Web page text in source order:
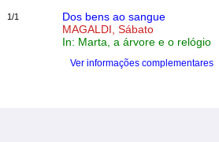
1/1
Dos bens ao sangue
MAGALDI, Sábato
In: Marta, a árvore e o relógio
Ver informações complementares